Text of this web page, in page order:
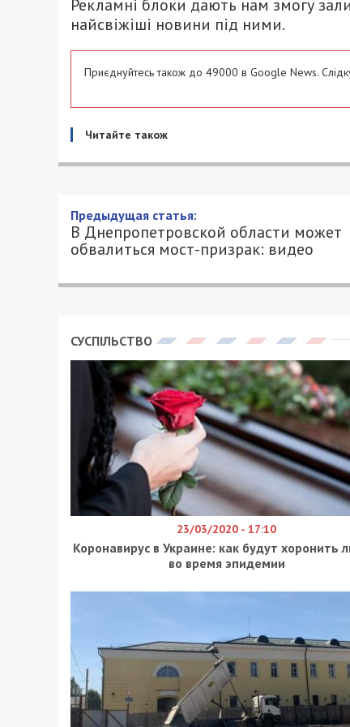
Рекламні блоки дають нам змогу
найсвіжіші новини під ними.
Приєднуйтесь також до 49000 в Google News.
Читайте також
Предыдущая статья:
В Днепропетровской области может
обвалиться мост-призрак: видео
СУСПІЛЬСТВО
23/03/2020 - 17:10
Коронавирус в Украине: как будут хоронить
во время эпидемии